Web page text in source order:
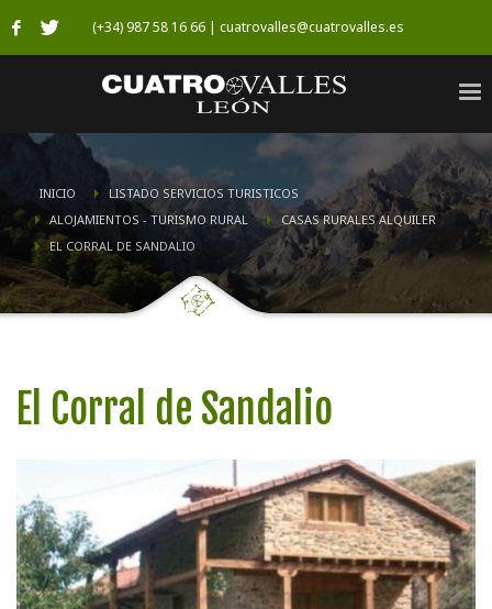
(+34) 987 58 16 66 | cuatrovalles@cuatrovalles.es
INICIO
LISTADO SERVICIOS TURISTICOS
ALOJAMIENTOS - TURISMO RURAL
CASAS RURALES ALQUILER
EL CORRAL DE SANDALIO
El Corral de Sandalio